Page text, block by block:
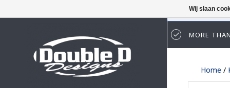
Results found (0)
MORE
Home /
Wij slaan